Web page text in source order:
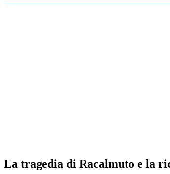
La tragedia di Racalmuto e la